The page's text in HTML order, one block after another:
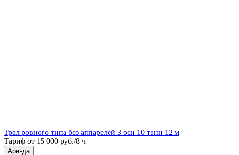
Трал ровного типа без аппарелей 3 оси 10 тонн 12 м
Тариф от 15 000 руб./8 ч
Аренда